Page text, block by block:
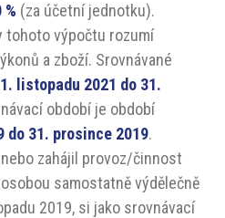
(za účetní jednotku).
tohoto výpočtu rozumí
a zboží. Srovnávané
1. listopadu 2021 do 31.
období je období
do 31. prosince 2019.
zahájil provoz/činnost
samostatně výdělečně
2019, si jako srovnávací